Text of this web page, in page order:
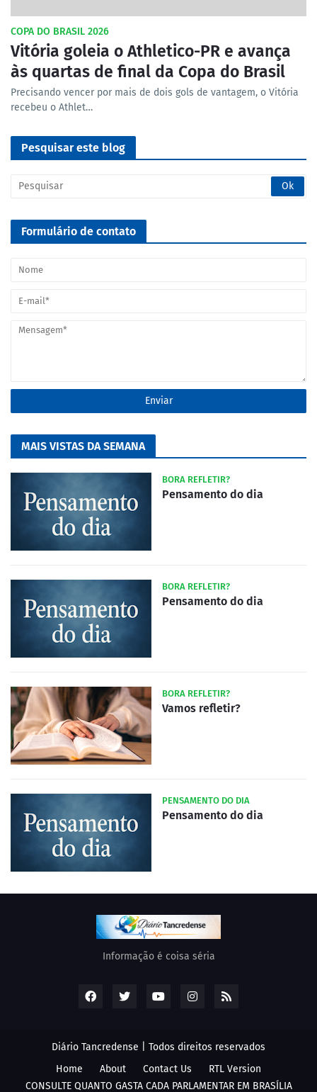
COPA DO BRASIL 2026
Vitória goleia o Athletico-PR e avança
às quartas de final da Copa do Brasil
Precisando vencer por mais de dois gols de vantagem, o Vitória
recebeu o Athlet…
Pesquisar este blog
Formulário de contato
MAIS VISTAS DA SEMANA
BORA REFLETIR?
Pensamento do dia
BORA REFLETIR?
Pensamento do dia
BORA REFLETIR?
Vamos refletir?
PENSAMENTO DO DIA
Pensamento do dia
Informação é coisa séria
Diário Tancredense | Todos direitos reservados
Home
About Contact Us
RTL Version
CONSULTE QUANTO GASTA CADA PARLAMENTAR EM BRASÍLIA